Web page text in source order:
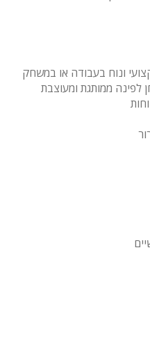
ונוח בעבודה או במשחק
לפינה ממותגת ומעוצבת